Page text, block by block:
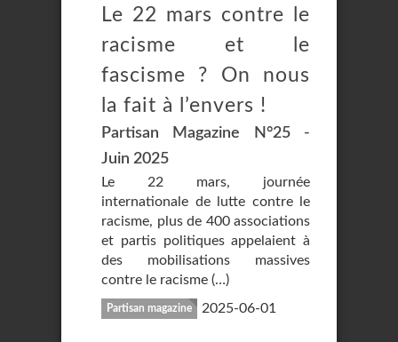
Le 22 mars contre le
racisme et le
fascisme ? On nous
la fait à l’envers !
Partisan Magazine N°25 -
Juin 2025
Le 22 mars, journée
internationale de lutte contre le
racisme, plus de 400 associations
et partis politiques appelaient à
des mobilisations massives
contre le racisme (…)
Partisan magazine 2025-06-01